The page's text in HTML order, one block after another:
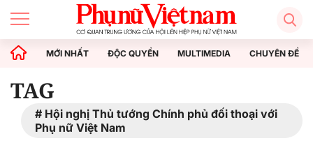
MỚI NHẤT ĐỘC QUYỀN MULTIMEDIA CHUYÊN ĐỀ
TAG
Hội nghị Thủ tướng Chính phủ đối thoại với
Phụ nữ Việt Nam